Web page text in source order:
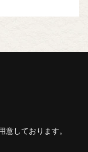
しております。